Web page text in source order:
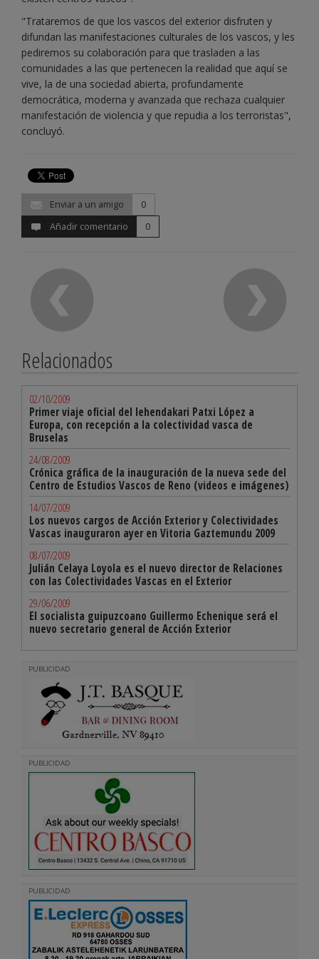
"Trataremos de que los vascos del exterior disfruten y
difundan las manifestaciones culturales de los vascos, y les
pediremos su colaboración para que trasladen a las
comunidades a las que pertenecen la realidad que aquí se
vive, la de una sociedad abierta, profundamente
democrática, moderna y avanzada que rechaza cualquier
manifestación de violencia y que repudia a los terroristas",
concluyó.
Enviar a un amigo
0
Añadir comentario
0
Relacionados
02/10/2009
Primer viaje oficial del lehendakari Patxi López a
Europa, con recepción a la colectividad vasca de
Bruselas
24/08/2009
Crónica gráfica de la inauguración de la nueva sede del
Centro de Estudios Vascos de Reno (videos e imágenes)
14/07/2009
Los nuevos cargos de Acción Exterior y Colectividades
Vascas inauguraron ayer en Vitoria Gaztemundu 2009
08/07/2009
Julián Celaya Loyola es el nuevo director de Relaciones
con las Colectividades Vascas en el Exterior
29/06/2009
El socialista guipuzcoano Guillermo Echenique será el
nuevo secretario general de Acción Exterior
PUBLICIDAD
PUBLICIDAD
PUBLICIDAD